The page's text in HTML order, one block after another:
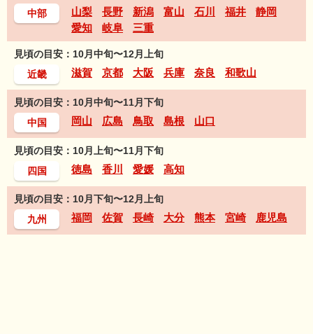
中部
山梨 長野 新潟 富山 石川 福井
静岡
愛知
岐阜 三重
見頃の目安：10月中旬〜12月上旬
近畿
滋賀 京都 大阪 兵庫 奈良 和歌山
見頃の目安：10月中旬〜11月下旬
中国
岡山 広島 鳥取 島根 山口
見頃の目安：10月上旬〜11月下旬
四国
徳島 香川 愛媛 高知
見頃の目安：10月下旬〜12月上旬
九州
福岡 佐賀 長崎 大分 熊本 宮崎 鹿児島